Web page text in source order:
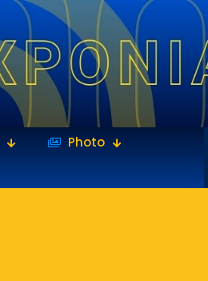
‎‏‏‎ ‎Photo